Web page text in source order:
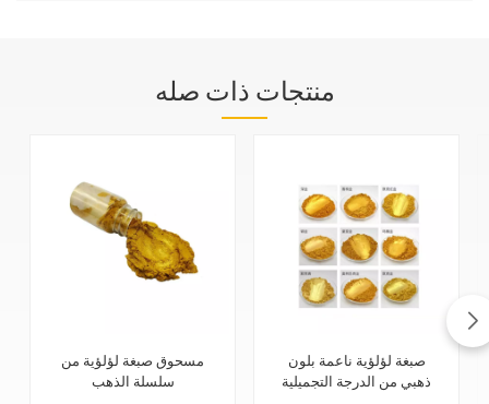
منتجات ذات صله
مسحوق صبغة لؤلؤية من
سلسلة الذهب
صبغة لؤلؤية ناعمة بلون
ذهبي من الدرجة التجميلية